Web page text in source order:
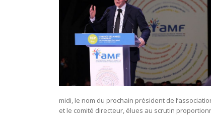
midi, le nom du prochain président de
et le comité directeur, élues au scrutin